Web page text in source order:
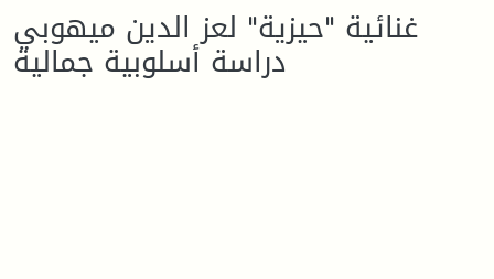
غنائية "حيزية" لعز الدين ميهوبي
دراسة أسلوبية جمالية